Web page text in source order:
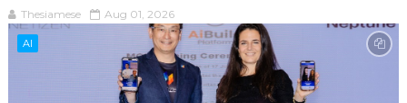
Thesiamese Aug 01, 2026
AI